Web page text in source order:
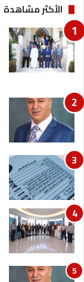
ي
ب
ا
ل
أ
ك
د
ي
ي
ل
ط
ل
ب
ة
ا
ل
ج
ا
م
ع
ت
ع
و
ن
م
ا
ل
ن
ك
ا
ل
أ
و
ر
و
ب
ي
ل
إ
الأكثر مشاهدة